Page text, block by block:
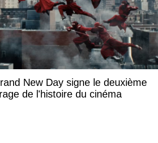
New Day signe le deuxième
de l'histoire du cinéma